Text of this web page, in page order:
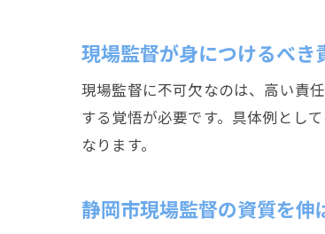
現場監督が身につけるべき
現場監督に不可欠なのは、高い責
する覚悟が必要です。具体例とし
なります。
静岡市現場監督の資質を伸